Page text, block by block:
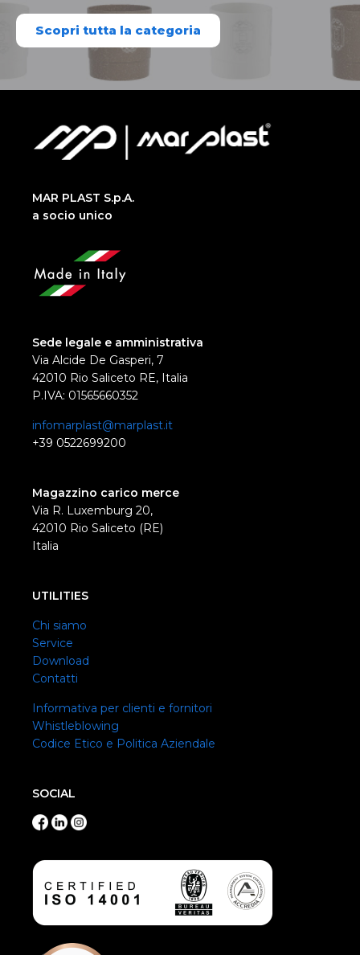
Scopri tutta la categoria
MAR PLAST S.p.A.
a socio unico
Sede legale e amministrativa
Via Alcide De Gasperi, 7
42010 Rio Saliceto RE, Italia
P.IVA: 01565660352
infomarplast@marplast.it
+39 0522699200
Magazzino carico merce
Via R. Luxemburg 20,
42010 Rio Saliceto (RE)
Italia
UTILITIES
Chi siamo
Service
Download
Contatti
Informativa per clienti e fornitori
Whistleblowing
Codice Etico e Politica Aziendale
SOCIAL